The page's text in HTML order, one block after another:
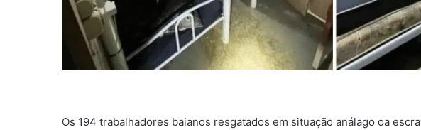
Os 194 trabalhadores baianos resgatados em situação análago oa